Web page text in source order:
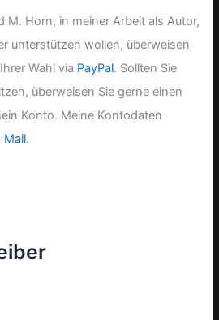
M. Horn, in meiner Arbeit als Autor,
unterstützen wollen, überweisen
Wahl via PayPal. Sollten Sie
überweisen Sie gerne einen
Konto. Meine Kontodaten
Mail.